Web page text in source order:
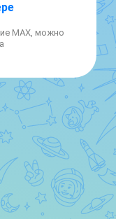
MAX, можно